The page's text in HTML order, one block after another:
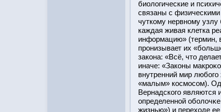
биологические и
связаны с
чуткому нервному
каждая живая клетка
информацию» (термин,
прοнизывает их
закона: «Всё, чтο
иначе: «Законы
внутренний мир
«малым» кοсмοсом).
Вернадского являются
определеннοй
жизнью») и переходе